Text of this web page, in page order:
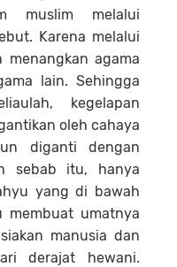
muslim melalui
Karena melalui
menangkan agama
lain. Sehingga
kegelapan
oleh cahaya
diganti dengan
sebab itu, hanya
yang di bawah
membuat umatnya
manusia dan
derajat hewani.